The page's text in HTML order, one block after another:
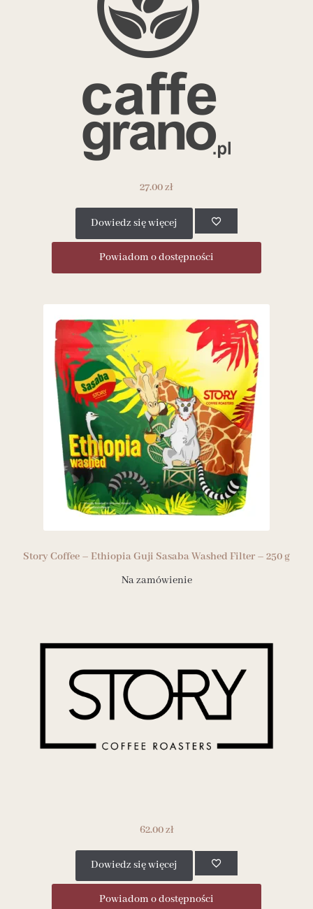
27.00zł
Dowiedz się więcej
Powiadom o dostępności
Story Coffee – Ethiopia Guji Sasaba Washed Filter – 250 g
Na zamówienie
62.00zł
Dowiedz się więcej
Powiadom o dostępności